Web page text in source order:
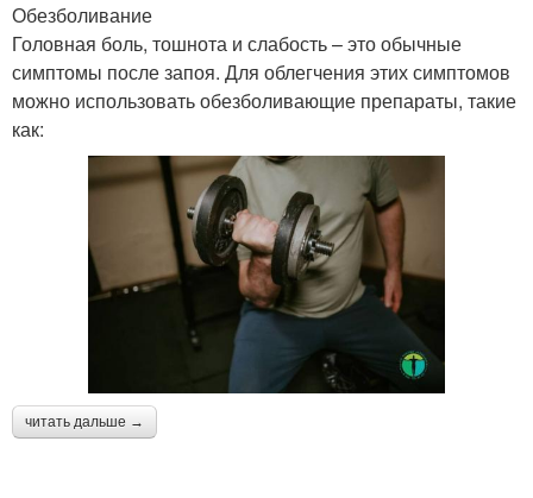
Обезболивание
Головная боль, тошнота и слабость – это обычные
симптомы после запоя. Для облегчения этих симптомов
можно использовать обезболивающие препараты, такие
как:
читать дальше →